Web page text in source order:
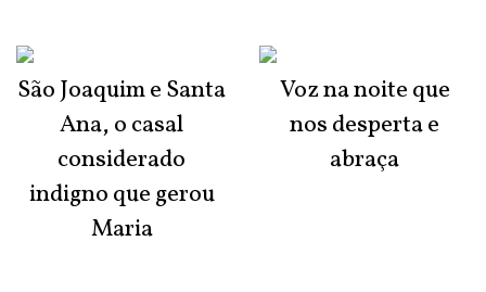
São Joaquim e Santa
Ana, o casal
considerado
indigno que gerou
Maria
Voz na noite que
nos desperta e
abraça